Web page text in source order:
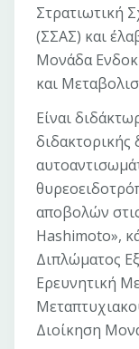
Στρατιωτική
(ΣΣΑΣ) και
Μονάδα
και
Είναι
διδακτορικής
αποβολών
Hashimoto»,
Διπλώματος
Ερευνητική
Διοίκηση